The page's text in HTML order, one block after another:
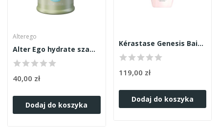
Alterego
Alter Ego hydrate szampon 300ml
40,00 zł
Dodaj do koszyka
Kérastase Genesis Bain Nutri-Fortifiant...
119,00 zł
Dodaj do koszyka